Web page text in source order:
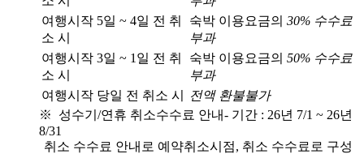
여행시작 5일 ~ 4일 전 취
소 시
숙박 이용요금의 30% 수수료
부과
여행시작 3일 ~ 1일 전 취
소 시
숙박 이용요금의 50% 수수료
부과
여행시작 당일 전 취소 시
전액 환불불가
※ 성수기/연휴 취소수수료 안내- 기간 : 26년 7/1 ~ 26년
8/31
취소 수수료 안내로 예약취소시점, 취소 수수료로 구성